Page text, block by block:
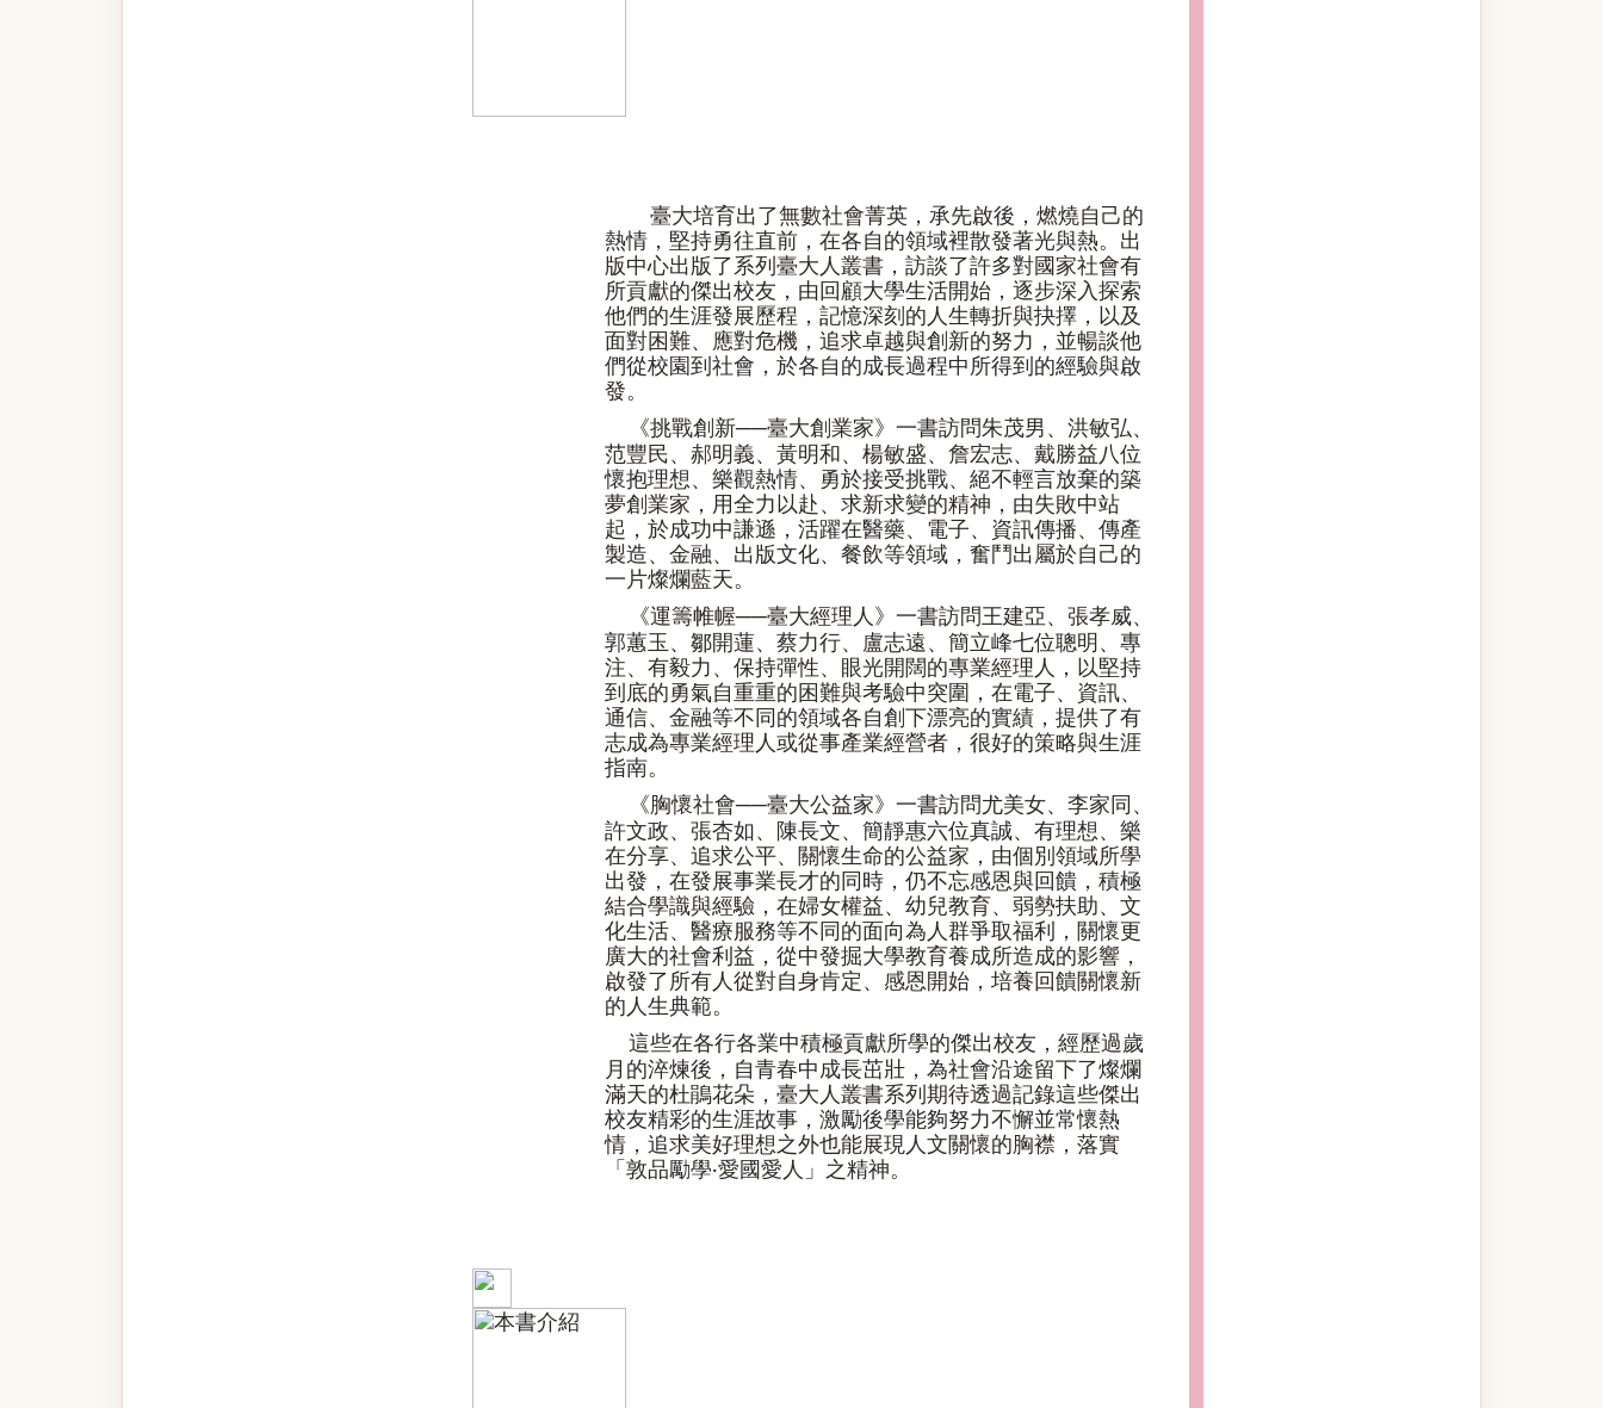
臺大培育出了無數社會菁英，承先啟後，燃燒自己的
熱情，堅持勇往直前，在各自的領域裡散發著光與熱。出
版中心出版了系列臺大人叢書，訪談了許多對國家社會有
所貢獻的傑出校友，由回顧大學生活開始，逐步深入探索
他們的生涯發展歷程，記憶深刻的人生轉折與抉擇，以及
面對困難、應對危機，追求卓越與創新的努力，並暢談他
們從校園到社會，於各自的成長過程中所得到的經驗與啟
發。
《挑戰創新──臺大創業家》一書訪問朱茂男、洪敏弘、
范豐民、郝明義、黃明和、楊敏盛、詹宏志、戴勝益八位
懷抱理想、樂觀熱情、勇於接受挑戰、絕不輕言放棄的築
夢創業家，用全力以赴、求新求變的精神，由失敗中站
起，於成功中謙遜，活躍在醫藥、電子、資訊傳播、傳產
製造、金融、出版文化、餐飲等領域，奮鬥出屬於自己的
一片燦爛藍天。
《運籌帷幄──臺大經理人》一書訪問王建亞、張孝威、
郭蕙玉、鄒開蓮、蔡力行、盧志遠、簡立峰七位聰明、專
注、有毅力、保持彈性、眼光開闊的專業經理人，以堅持
到底的勇氣自重重的困難與考驗中突圍，在電子、資訊、
通信、金融等不同的領域各自創下漂亮的實績，提供了有
志成為專業經理人或從事產業經營者，很好的策略與生涯
指南。
《胸懷社會──臺大公益家》一書訪問尤美女、李家同、
許文政、張杏如、陳長文、簡靜惠六位真誠、有理想、樂
在分享、追求公平、關懷生命的公益家，由個別領域所學
出發，在發展事業長才的同時，仍不忘感恩與回饋，積極
結合學識與經驗，在婦女權益、幼兒教育、弱勢扶助、文
化生活、醫療服務等不同的面向為人群爭取福利，關懷更
廣大的社會利益，從中發掘大學教育養成所造成的影響，
啟發了所有人從對自身肯定、感恩開始，培養回饋關懷新
的人生典範。
這些在各行各業中積極貢獻所學的傑出校友，經歷過歲
月的淬煉後，自青春中成長茁壯，為社會沿途留下了燦爛
滿天的杜鵑花朵，臺大人叢書系列期待透過記錄這些傑出
校友精彩的生涯故事，激勵後學能夠努力不懈並常懷熱
情，追求美好理想之外也能展現人文關懷的胸襟，落實
「敦品勵學‧愛國愛人」之精神。